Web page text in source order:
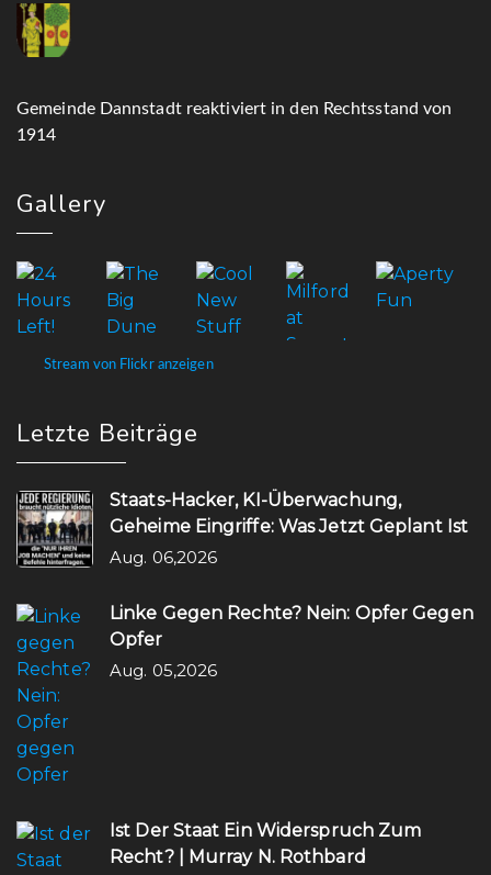
Gemeinde Dannstadt reaktiviert in den Rechtsstand von
1914
Gallery
Stream von Flickr anzeigen
Letzte Beiträge
Staats-Hacker, KI-Überwachung,
Geheime Eingriffe: Was Jetzt Geplant Ist
Aug. 06,2026
Linke Gegen Rechte? Nein: Opfer Gegen
Opfer
Aug. 05,2026
Ist Der Staat Ein Widerspruch Zum
Recht? | Murray N. Rothbard